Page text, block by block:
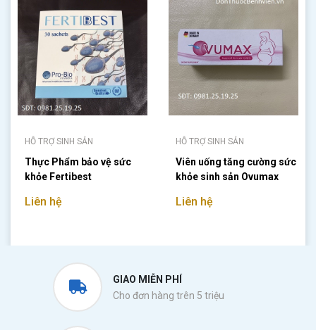
HỖ TRỢ SINH SẢN
Thực Phẩm bảo vệ sức
khỏe Fertibest
Liên hệ
HỖ TRỢ SINH SẢN
Viên uống tăng cường sức
khỏe sinh sản Ovumax
Liên hệ
GIAO MIỄN PHÍ
Cho đơn hàng trên 5 triệu